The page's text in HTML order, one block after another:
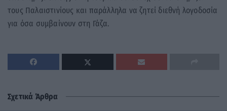
τους Παλαιστινίους και παράλληλα να ζητεί διεθνή λογοδοσία
για όσα συμβαίνουν στη Γάζα.
Σχετικά Άρθρα